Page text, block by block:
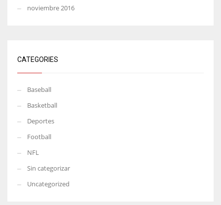
noviembre 2016
CATEGORIES
Baseball
Basketball
Deportes
Football
NFL
Sin categorizar
Uncategorized